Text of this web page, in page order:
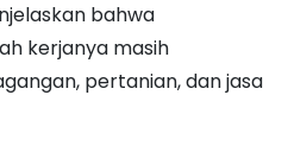
bahwa
kerjanya masih
pertanian, dan jasa